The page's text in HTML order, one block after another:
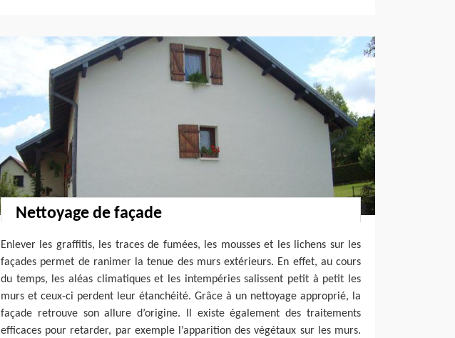
Nettoyage de façade
Enlever les graffitis, les traces de fumées, les mousses et les lichens sur les
façades permet de ranimer la tenue des murs extérieurs. En effet, au cours
du temps, les aléas climatiques et les intempéries salissent petit à petit les
murs et ceux-ci perdent leur étanchéité. Grâce à un nettoyage approprié, la
façade retrouve son allure d’origine. Il existe également des traitements
efficaces pour retarder, par exemple l’apparition des végétaux sur les murs.